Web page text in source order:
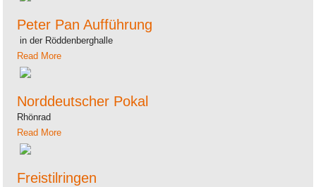
Peter Pan Aufführung
in der Röddenberghalle
Read More
Norddeutscher Pokal
Rhönrad
Read More
Freistilringen